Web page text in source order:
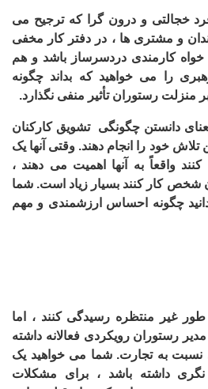
خجالتی و درون گرا که ترجیح می
و مشتری ها ، در دفتر کار مخفی
کارمندی دردسرساز باشد و هم
را می خواهید که بداند چگونه
منزلت رستوران تأثیر منفی نگذارد.
دانستن چگونگی تشویق کارکنان
خود را انجام دهند. وقتی آنها یک
واقعاً به آنها اهمیت می دهند ،
شخص کار کنند بسیار زیاد است. شما
چگونه احساس ارزشمندی و مهم
طور غیر منتظره رسیدگی کنند ، اما
رستوران رویکردی فعالانه داشته
نسبت به تجارت. شما می خواهید یک
نگری داشته باشد ، برای مشکلات